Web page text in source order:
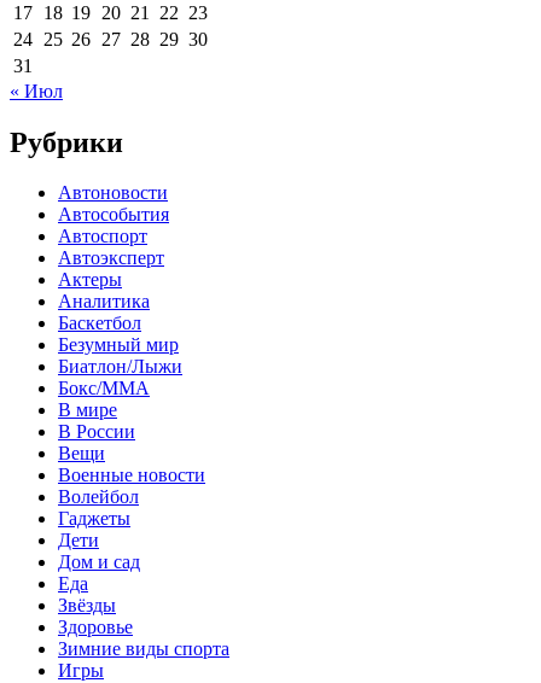
17 18 19 20 21 22 23
24 25 26 27 28 29 30
31
« Июл
Рубрики
Автоновости
Автособытия
Автоспорт
Автоэксперт
Актеры
Аналитика
Баскетбол
Безумный мир
Биатлон/Лыжи
Бокс/MMA
В мире
В России
Вещи
Военные новости
Волейбол
Гаджеты
Дети
Дом и сад
Еда
Звёзды
Здоровье
Зимние виды спорта
Игры